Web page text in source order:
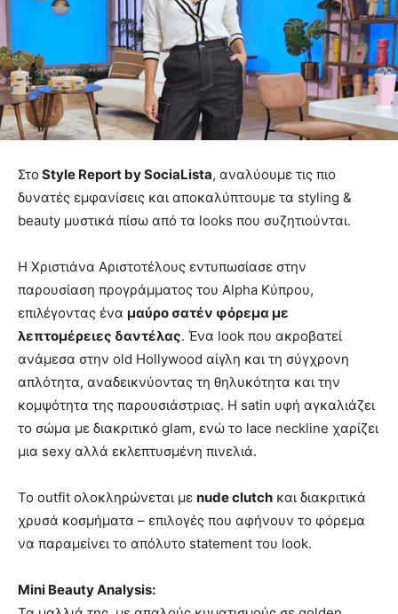
Στο Style Report by SociaLista, αναλύουμε τις πιο
δυνατές εμφανίσεις και αποκαλύπτουμε τα styling &
beauty μυστικά πίσω από τα looks που συζητιούνται.
Η Χριστιάνα Αριστοτέλους εντυπωσίασε στην
παρουσίαση προγράμματος του Alpha Κύπρου,
επιλέγοντας ένα μαύρο σατέν φόρεμα με
λεπτομέρειες δαντέλας. Ένα look που ακροβατεί
ανάμεσα στην old Hollywood αίγλη και τη σύγχρονη
απλότητα, αναδεικνύοντας τη θηλυκότητα και την
κομψότητα της παρουσιάστριας. Η satin υφή αγκαλιάζει
το σώμα με διακριτικό glam, ενώ το lace neckline χαρίζει
μια sexy αλλά εκλεπτυσμένη πινελιά.
Το outfit ολοκληρώνεται με nude clutch και διακριτικά
χρυσά κοσμήματα – επιλογές που αφήνουν το φόρεμα
να παραμείνει το απόλυτο statement του look.
Mini Beauty Analysis: